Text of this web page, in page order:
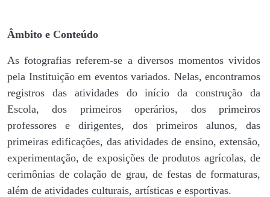
Âmbito e Conteúdo
As fotografias referem-se a diversos momentos vividos
pela Instituição em eventos variados. Nelas, encontramos
registros das atividades do início da construção da
Escola, dos primeiros operários, dos primeiros
professores e dirigentes, ​dos primeiros alunos, das
primeiras edificações, das atividades de ensino, extensão,
experimentação, de exposições de produtos agrícolas, de
cerimônias de colação de grau, de festas de formaturas,
além de atividades culturais, artísticas e esportivas.